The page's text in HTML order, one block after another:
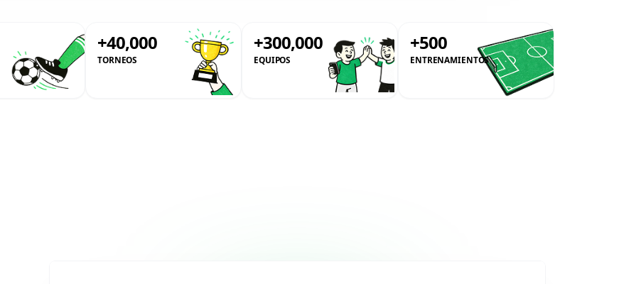
+40,000
TORNEOS
+300,000
EQUIPOS
+500
ENTRENAMIENTOS